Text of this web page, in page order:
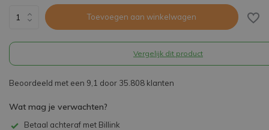
Toevoegen aan winkelwagen
Vergelijk dit product
Beoordeeld met een 9,1 door 35.808 klanten
Wat mag je verwachten?
Betaal achteraf met Billink